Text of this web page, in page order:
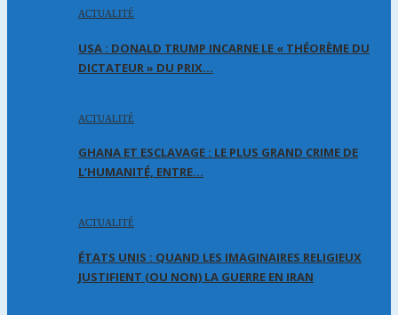
ACTUALITÉ
USA : DONALD TRUMP INCARNE LE « THÉORÈME DU
DICTATEUR » DU PRIX…
ACTUALITÉ
GHANA ET ESCLAVAGE : LE PLUS GRAND CRIME DE
L’HUMANITÉ, ENTRE…
ACTUALITÉ
ÉTATS UNIS : QUAND LES IMAGINAIRES RELIGIEUX
JUSTIFIENT (OU NON) LA GUERRE EN IRAN